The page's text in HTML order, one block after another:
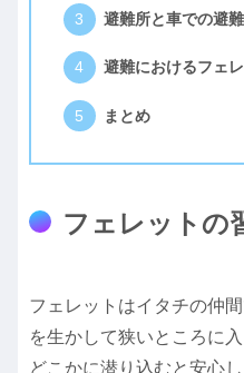
避難所と車での避
避難におけるフェ
まとめ
フェレットの
フェレットはイタチの仲
を生かして狭いところに
どこかに潜り込むと安心し